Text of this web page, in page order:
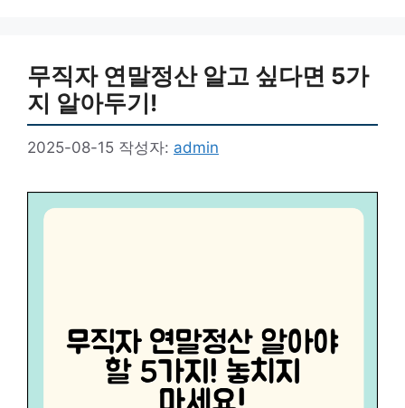
무직자 연말정산 알고 싶다면 5가
지 알아두기!
2025-08-15 작성자: admin